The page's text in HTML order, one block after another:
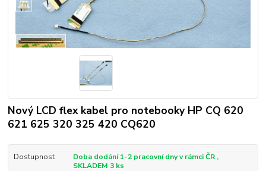
Nový LCD flex kabel pro notebooky HP CQ 620
621 625 320 325 420 CQ620
Dostupnost
Doba dodání 1-2 pracovní dny v rámci ČR ,
SKLADEM 3 ks